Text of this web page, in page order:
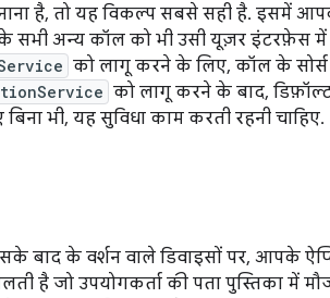
है, तो यह विकल्प सबसे सही है. इसमें
के सभी अन्य कॉल को भी उसी यूज़र इंटरफ़ेस में
को लागू करने के लिए, कॉल के
को लागू करने के बाद,
भी, यह सुविधा काम करती रहनी चाहिए.
बाद के वर्शन वाले डिवाइसों पर, आपके
है जो उपयोगकर्ता की पता पुस्तिका में